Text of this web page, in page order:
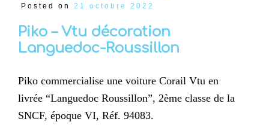
Posted on 21 octobre 2022
Piko – Vtu décoration
Languedoc-Roussillon
Piko commercialise une voiture Corail Vtu en
livrée “Languedoc Roussillon”, 2ème classe de la
SNCF, époque VI, Réf. 94083.